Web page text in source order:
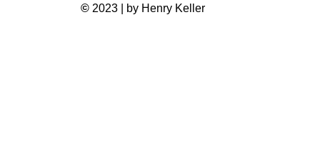
© 2023 | by Henry Keller